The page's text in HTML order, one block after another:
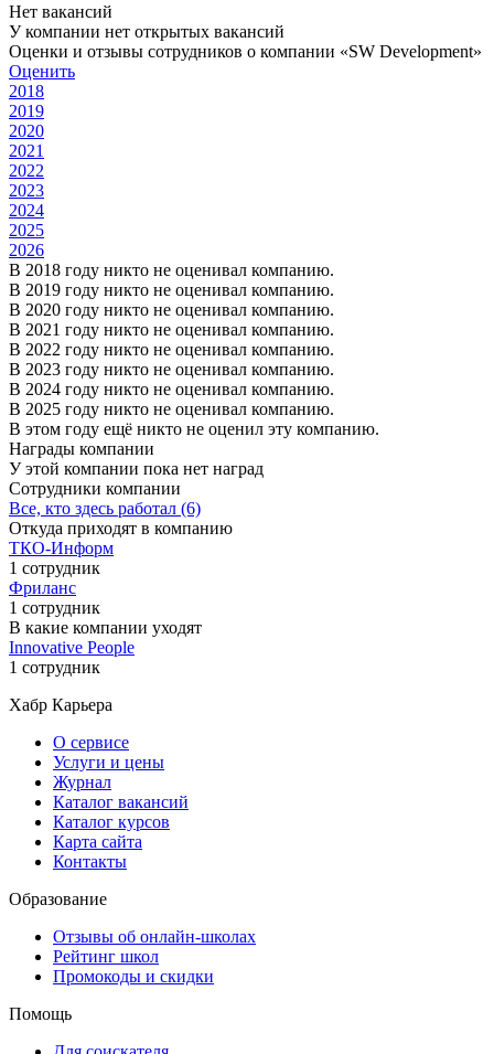
Нет вакансий
У компании нет открытых вакансий
Оценки и отзывы сотрудников о компании «SW Development»
Оценить
2018
2019
2020
2021
2022
2023
2024
2025
2026
В 2018 году никто не оценивал компанию.
В 2019 году никто не оценивал компанию.
В 2020 году никто не оценивал компанию.
В 2021 году никто не оценивал компанию.
В 2022 году никто не оценивал компанию.
В 2023 году никто не оценивал компанию.
В 2024 году никто не оценивал компанию.
В 2025 году никто не оценивал компанию.
В этом году ещё никто не оценил эту компанию.
Награды компании
У этой компании пока нет наград
Сотрудники компании
Все, кто здесь работал (6)
Откуда приходят в компанию
ТКО-Информ
1 сотрудник
Фриланс
1 сотрудник
В какие компании уходят
Innovative People
1 сотрудник
Хабр Карьера
О сервисе
Услуги и цены
Журнал
Каталог вакансий
Каталог курсов
Карта сайта
Контакты
Образование
Отзывы об онлайн-школах
Рейтинг школ
Промокоды и скидки
Помощь